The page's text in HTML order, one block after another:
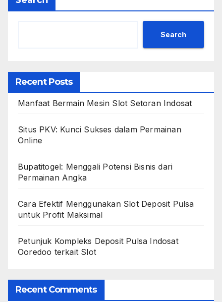
Search
Recent Posts
Manfaat Bermain Mesin Slot Setoran Indosat
Situs PKV: Kunci Sukses dalam Permainan
Online
Bupatitogel: Menggali Potensi Bisnis dari
Permainan Angka
Cara Efektif Menggunakan Slot Deposit Pulsa
untuk Profit Maksimal
Petunjuk Kompleks Deposit Pulsa Indosat
Ooredoo terkait Slot
Recent Comments